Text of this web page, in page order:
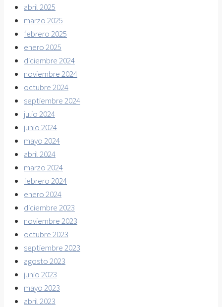
abril 2025
marzo 2025
febrero 2025
enero 2025
diciembre 2024
noviembre 2024
octubre 2024
septiembre 2024
julio 2024
junio 2024
mayo 2024
abril 2024
marzo 2024
febrero 2024
enero 2024
diciembre 2023
noviembre 2023
octubre 2023
septiembre 2023
agosto 2023
junio 2023
mayo 2023
abril 2023